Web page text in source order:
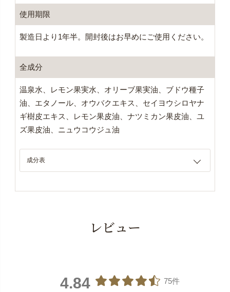
使用期限
製造日より1年半。開封後はお早めにご使用ください。
全成分
温泉水、レモン果実水、オリーブ果実油、ブドウ種子
油、エタノール、オウバクエキス、セイヨウシロヤナ
ギ樹皮エキス、レモン果皮油、ナツミカン果皮油、ユ
ズ果皮油、ニュウコウジュ油
成分表
レビュー
4.84 75件